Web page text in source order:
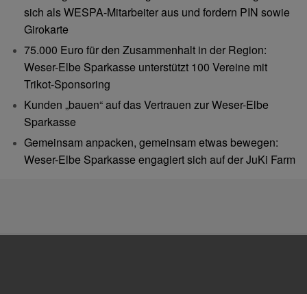
sich als WESPA-Mitarbeiter aus und fordern PIN sowie
Girokarte
75.000 Euro für den Zusammenhalt in der Region:
Weser-Elbe Sparkasse unterstützt 100 Vereine mit
Trikot-Sponsoring
Kunden „bauen“ auf das Vertrauen zur Weser-Elbe
Sparkasse
Gemeinsam anpacken, gemeinsam etwas bewegen:
Weser-Elbe Sparkasse engagiert sich auf der JuKi Farm